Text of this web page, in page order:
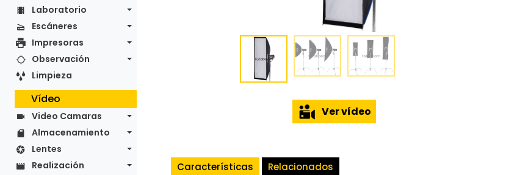
Laboratorio
Escáneres
Impresoras
Observación
Limpieza
Vídeo
Video Camaras
Almacenamiento
Lentes
Realización
Ver vídeo
Características Relacionados